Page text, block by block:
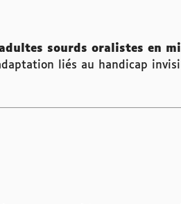
sourds oralistes en
liés au handicap